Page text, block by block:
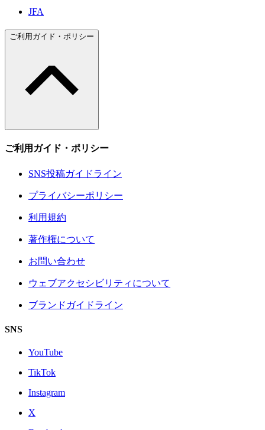
JFA
ご利用ガイド・ポリシー
ご利用ガイド・ポリシー
SNS投稿ガイドライン
プライバシーポリシー
利用規約
著作権について
お問い合わせ
ウェブアクセシビリティについて
ブランドガイドライン
SNS
YouTube
TikTok
Instagram
X